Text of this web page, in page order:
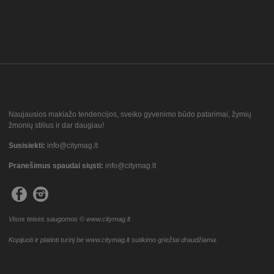
Naujausios makiažo tendencijos, sveiko gyvenimo būdo patarimai, žymių
žmonių stilius ir dar daugiau!
Susisiekti: info@citymag.lt
Pranešimus spaudai siųsti: info@citymag.lt
Visos teisės saugomos © www.citymag.lt
Kopijuoti ir platinti turinį be www.citymag.lt sutikimo griežtai draudžiama.